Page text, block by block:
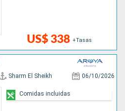
US$ 338 +Tasas
Sharm El Sheikh 06/10/2026
Comidas incluidas